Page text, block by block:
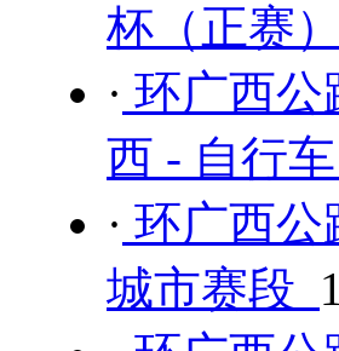
杯（正赛
· 环广西
西 - 自行车
· 环广西公
城市赛段